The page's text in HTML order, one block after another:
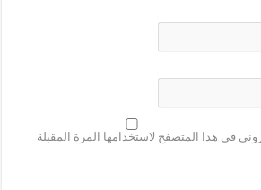
في هذا المتصفح لاستخدامها المرة المقبلة